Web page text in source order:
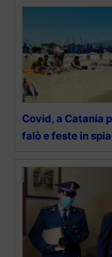
Covid, a Catania
falò e feste in